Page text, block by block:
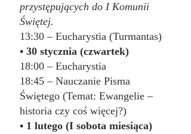
przystępujących do I Komunii
Świętej.
13:30 – Eucharystia (Turmantas)
• 30 stycznia (czwartek)
18:00 – Eucharystia
18:45 – Nauczanie Pisma
Świętego (Temat: Ewangelie –
historia czy coś więcej?)
• 1 lutego (I sobota miesiąca)